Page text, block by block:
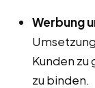
Werbung
Kunden
zu binden.